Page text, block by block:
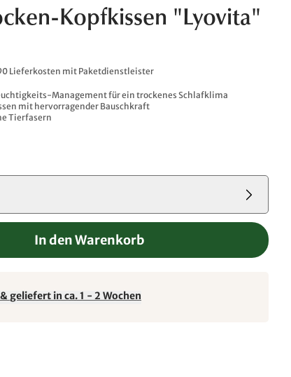
Kopfkissen "Lyovita"
Lieferkosten mit Paketdienstleister
Management für ein trockenes Schlafklima
mit hervorragender Bauschkraft
Tierfasern
In den Warenkorb
geliefert in ca. 1 - 2 Wochen